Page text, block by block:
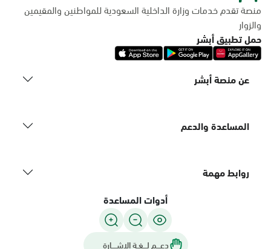
منصة تقدم خدمات وزارة الداخلية السعودية للمواطنين والمقيمين
والزوار
حمل تطبيق أبشر
عن منصة أبشر
المساعدة والدعم
روابط مهمة
أدوات المساعدة
دعـــم لـــغـة الاشــــارة